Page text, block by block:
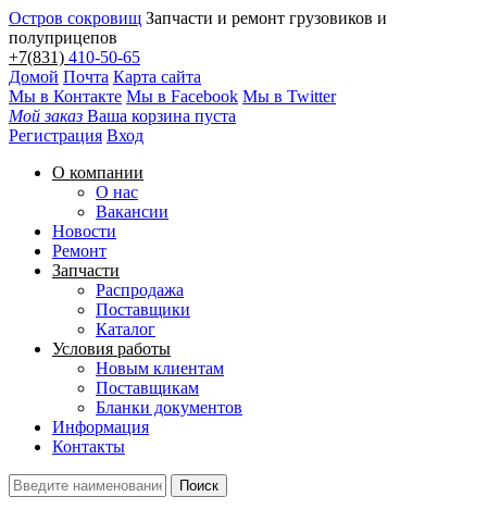
Остров сокровищ Запчасти и ремонт грузовиков и
полуприцепов
+7(831) 410-50-65
Домой Почта Карта сайта
Мы в Контакте Мы в Facebook Мы в Twitter
Мой заказ Ваша корзина пуста
Регистрация Вход
О компании
О нас
Вакансии
Новости
Ремонт
Запчасти
Распродажа
Поставщики
Каталог
Условия работы
Новым клиентам
Поставщикам
Бланки документов
Информация
Контакты